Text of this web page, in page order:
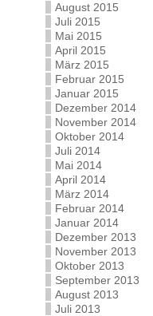
August 2015
Juli 2015
Mai 2015
April 2015
März 2015
Februar 2015
Januar 2015
Dezember 2014
November 2014
Oktober 2014
Juli 2014
Mai 2014
April 2014
März 2014
Februar 2014
Januar 2014
Dezember 2013
November 2013
Oktober 2013
September 2013
August 2013
Juli 2013